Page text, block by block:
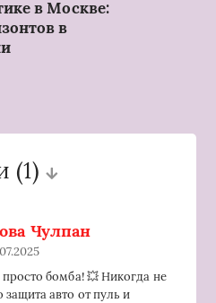
в Москве:
в
(1)
Чулпан
просто бомба! 💥 Никогда не
защита авто от пуль и